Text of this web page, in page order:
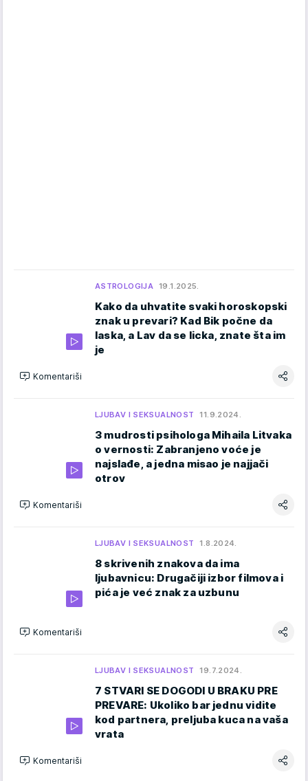
ASTROLOGIJA 19.1.2025.
Kako da uhvatite svaki horoskopski
znak u prevari? Kad Bik počne da
laska, a Lav da se licka, znate šta im
je
Komentariši
LJUBAV I SEKSUALNOST 11.9.2024.
3 mudrosti psihologa Mihaila Litvaka
o vernosti: Zabranjeno voće je
najslađe, a jedna misao je najjači
otrov
Komentariši
LJUBAV I SEKSUALNOST 1.8.2024.
8 skrivenih znakova da ima
ljubavnicu: Drugačiji izbor filmova i
pića je već znak za uzbunu
Komentariši
LJUBAV I SEKSUALNOST 19.7.2024.
7 STVARI SE DOGODI U BRAKU PRE
PREVARE: Ukoliko bar jednu vidite
kod partnera, preljuba kuca na vaša
vrata
Komentariši